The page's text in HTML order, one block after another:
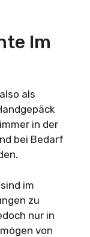
Im
als
in der
bei Bedarf
im
zu
nur in
von